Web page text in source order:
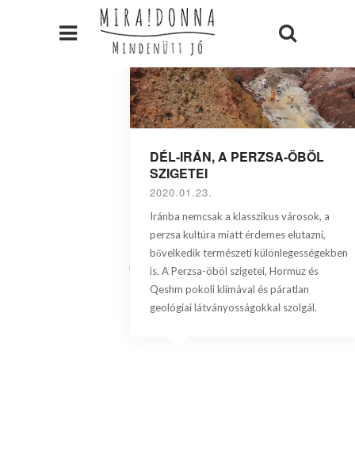
DÉL-IRÁN, A PERZSA-ÖBÖL
SZIGETEI
2020.01.23.
Iránba nemcsak a klasszikus városok, a
perzsa kultúra miatt érdemes elutazni,
bővelkedik természeti különlegességekben
is. A Perzsa-öböl szigetei, Hormuz és
Qeshm pokoli klímával és páratlan
geológiai látványosságokkal szolgál.